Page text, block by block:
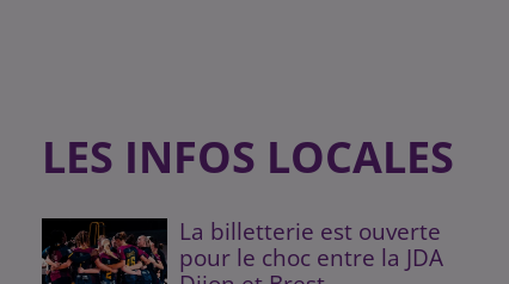
LES INFOS LOCALES
La billetterie est ouverte
pour le choc entre la JDA